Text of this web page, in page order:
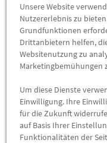
Original Opel
Ladeboden
YQ007950YX
Unsere Website
Nutzererlebnis zu
Grundfunktionen
Drittanbietern helfen,
Websitenutzung zu
Marketingbemühungen
Um diese Dienste
Einwilligung. Ihre
für die Zukunft
auf Basis Ihrer
Funktionalitäten der